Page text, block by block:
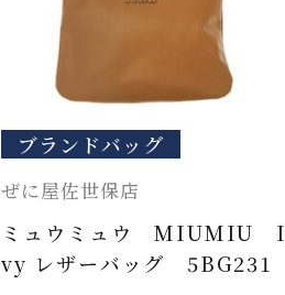
ブランドバッグ
ぜに屋佐世保店
ミュウミュウ MIUMIU I
vy レザーバッグ 5BG231